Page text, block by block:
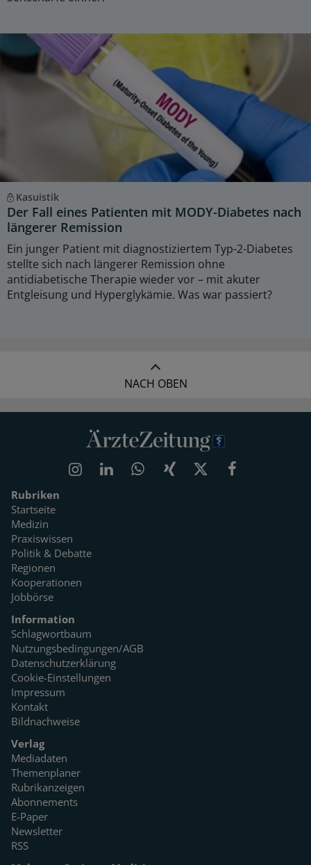
Kasuistik
Der Fall eines Patienten mit MODY-Diabetes nach
längerer Remission
Ein junger Patient mit diagnostiziertem Typ-2-Diabetes
stellte sich nach längerer Remission ohne
antidiabetische Therapie wieder vor – mit akuter
Entgleisung und Hyperglykämie. Was war passiert?
NACH OBEN
Rubriken
Startseite
Medizin
Praxiswissen
Politik & Debatte
Regionen
Kooperationen
Jobbörse
Information
Schlagwortbaum
Nutzungsbedingungen/AGB
Datenschutzerklärung
Cookie-Einstellungen
Impressum
Kontakt
Bildnachweise
Verlag
Mediadaten
Themenplaner
Rubrikanzeigen
Abonnements
E-Paper
Newsletter
RSS